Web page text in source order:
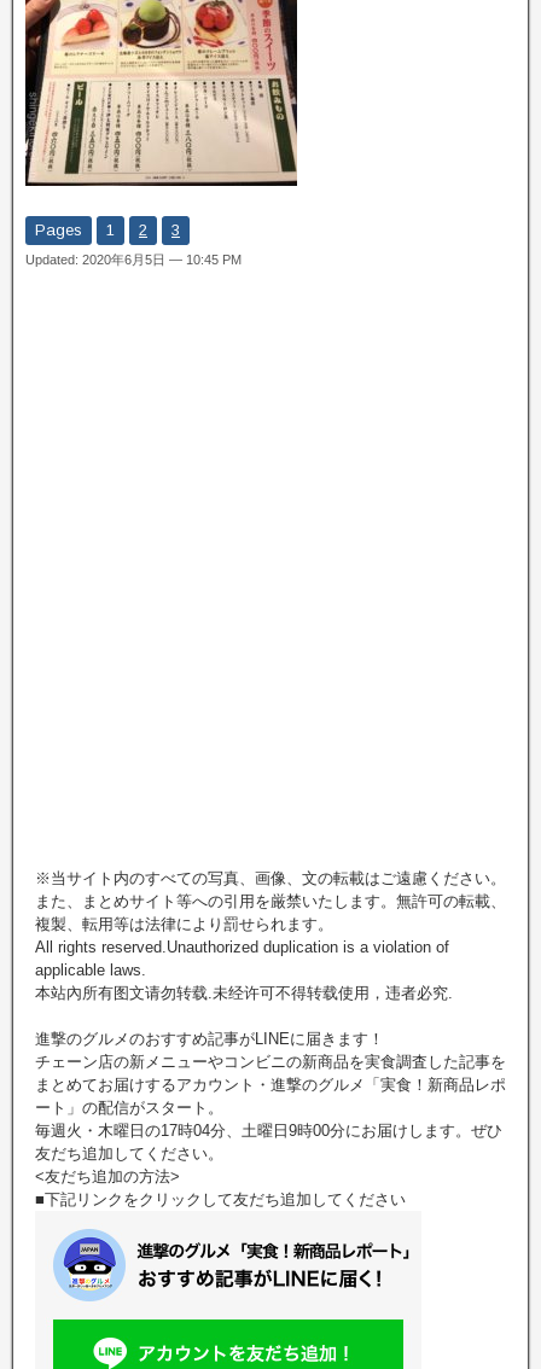
Pages 1 2 3
Updated: 2020年6月5日 — 10:45 PM
※当サイト内のすべての写真、画像、文の転載はご遠慮ください。
また、まとめサイト等への引用を厳禁いたします。無許可の転載、
複製、転用等は法律により罰せられます。
All rights reserved.Unauthorized duplication is a violation of
applicable laws.
本站內所有图文请勿转载.未经许可不得转载使用，违者必究.
進撃のグルメのおすすめ記事がLINEに届きます！
チェーン店の新メニューやコンビニの新商品を実食調査した記事を
まとめてお届けするアカウント・進撃のグルメ「実食！新商品レポ
ート」の配信がスタート。
毎週火・木曜日の17時04分、土曜日9時00分にお届けします。ぜひ
友だち追加してください。
<友だち追加の方法>
■下記リンクをクリックして友だち追加してください